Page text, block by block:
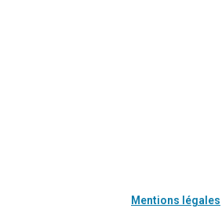
Mentions légales